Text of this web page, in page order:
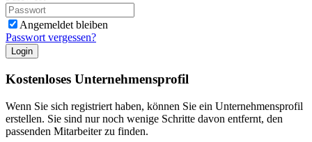
Angemeldet bleiben
Passwort vergessen?
Login
Kostenloses Unternehmensprofil
Wenn Sie sich registriert haben, können Sie ein Unternehmensprofil
erstellen. Sie sind nur noch wenige Schritte davon entfernt, den
passenden Mitarbeiter zu finden.